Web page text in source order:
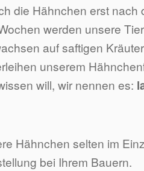
die Hähnchen erst
werden unsere
auf saftigen
unserem
will, wir nennen es:
Hähnchen selten im
bei Ihrem Bauern.